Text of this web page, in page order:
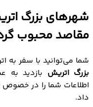
شهرهای بزرگ
محبوب گردشگری
1. وین (۱٫۷ میلیون نفر)
3. لینز (جمعیت ۱۹۱ هزار نفر)
4. سالزبورگ (جمعیت ۱۴۸ هزار نفر)
5. اینسبروک (جمعیت ۱۲۱ هزار نفر)
شهرهای بزرگ
مقاصد محبوب
شما می‌توانید با سفر به
بزرگ اتریش بازدید به
اطلاعات شما را در خصوص
داد.